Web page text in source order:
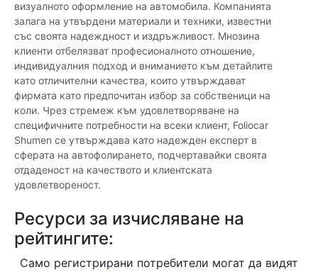
визуалното оформление на автомобила. Компанията
залага на утвърдени материали и техники, известни
със своята надеждност и издръжливост. Мнозина
клиенти отбелязват професионалното отношение,
индивидуалния подход и вниманието към детайлите
като отличителни качества, които утвърждават
фирмата като предпочитан избор за собственици на
коли. Чрез стремеж към удовлетворяване на
специфичните потребности на всеки клиент, Foliocar
Shumen се утвърждава като надежден експерт в
сферата на автофолирането, подчертавайки своята
отдаденост на качеството и клиентската
удовлетвореност.
Ресурси за изчисляване на
рейтингите:
Само регистрирани потребители могат да видят